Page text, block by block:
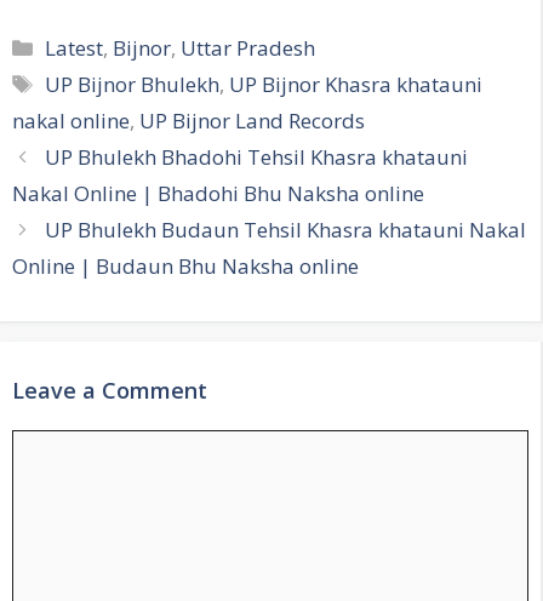
Categories
Latest, Bijnor, Uttar Pradesh
Tags
UP Bijnor Bhulekh, UP Bijnor Khasra khatauni
nakal online, UP Bijnor Land Records
Post
navigation
UP Bhulekh Bhadohi Tehsil Khasra khatauni
Nakal Online | Bhadohi Bhu Naksha online
UP Bhulekh Budaun Tehsil Khasra khatauni Nakal
Online | Budaun Bhu Naksha online
Leave a Comment